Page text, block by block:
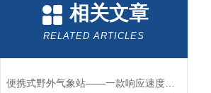
相关文章
RELATED ARTICLES
便携式野外气象站——一款响应速度快的便携式多要素气象站2025+派+送